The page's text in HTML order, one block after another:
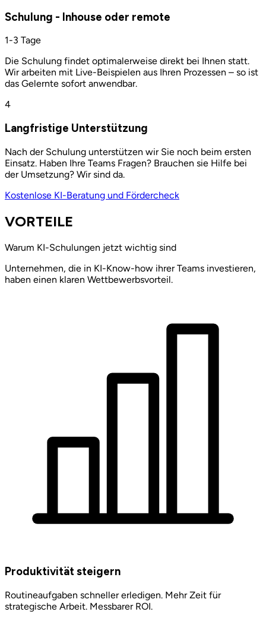
Schulung - Inhouse oder remote
1-3 Tage
Die Schulung findet optimalerweise direkt bei Ihnen statt.
Wir arbeiten mit Live-Beispielen aus Ihren Prozessen – so ist
das Gelernte sofort anwendbar.
4
Langfristige Unterstützung
Nach der Schulung unterstützen wir Sie noch beim ersten
Einsatz. Haben Ihre Teams Fragen? Brauchen sie Hilfe bei
der Umsetzung? Wir sind da.
Kostenlose KI-Beratung und Fördercheck
VORTEILE
Warum KI-Schulungen jetzt wichtig sind
Unternehmen, die in KI-Know-how ihrer Teams investieren,
haben einen klaren Wettbewerbsvorteil.
Produktivität steigern
Routineaufgaben schneller erledigen. Mehr Zeit für
strategische Arbeit. Messbarer ROI.